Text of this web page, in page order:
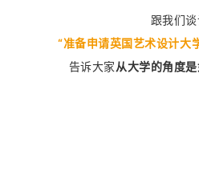
跟我们谈
“准备申请英国艺术设计大
告诉大家从大学的角度